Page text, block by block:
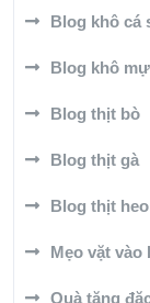
Blog khô cá
Blog khô
Blog thịt bò
Blog thịt gà
Blog thịt heo
Mẹo vặt vào
Quà tặng